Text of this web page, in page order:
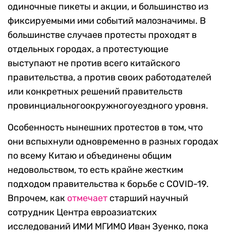
одиночные пикеты и акции, и большинство из
фиксируемыми ими событий малозначимы. В
большинстве случаев протесты проходят в
отдельных городах, а протестующие
выступают не против всего китайского
правительства, а против своих работодателей
или конкретных решений правительств
провинциальногоокружногоуездного уровня.
Особенность нынешних протестов в том, что
они вспыхнули одновременно в разных городах
по всему Китаю и объединены общим
недовольством, то есть крайне жестким
подходом правительства к борьбе с COVID-19.
Впрочем, как отмечает старший научный
сотрудник Центра евроазиатских
исследований ИМИ МГИМО Иван Зуенко, пока